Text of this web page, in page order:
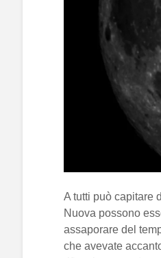
A tutti può capitare
Nuova possono
assaporare del
che avevate